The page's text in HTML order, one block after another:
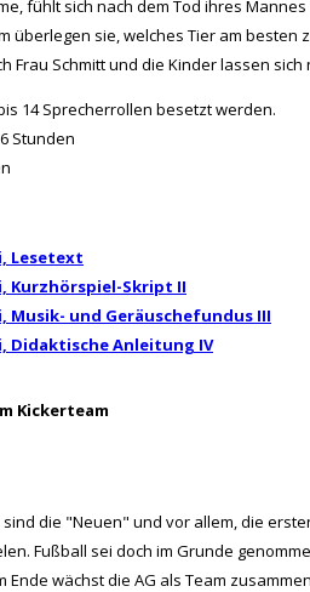
fühlt sich nach dem Tod ihres
überlegen sie, welches Tier am
Frau Schmitt und die Kinder lassen
14 Sprecherrollen besetzt werden.
Stunden
Lesetext
Kurzhörspiel-Skript II
Musik- und Geräuschefundus III
Didaktische Anleitung IV
Kickerteam
die "Neuen" und vor allem, die
Fußball sei doch im Grunde
Ende wächst die AG als Team